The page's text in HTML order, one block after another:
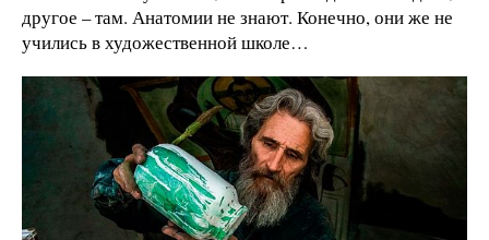
другое – там. Анатомии не знают. Конечно, они же не
учились в художественной школе…